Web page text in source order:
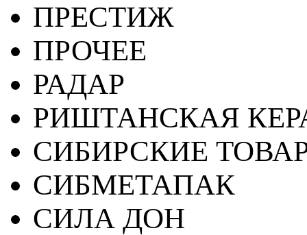
ПРЕСТИЖ
ПРОЧЕЕ
РАДАР
РИШТАНСКАЯ
СИБИРСКИЕ
СИБМЕТАПАК
СИЛА ДОН